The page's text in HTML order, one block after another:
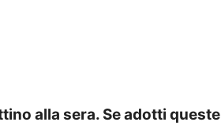
alla sera. Se adotti queste